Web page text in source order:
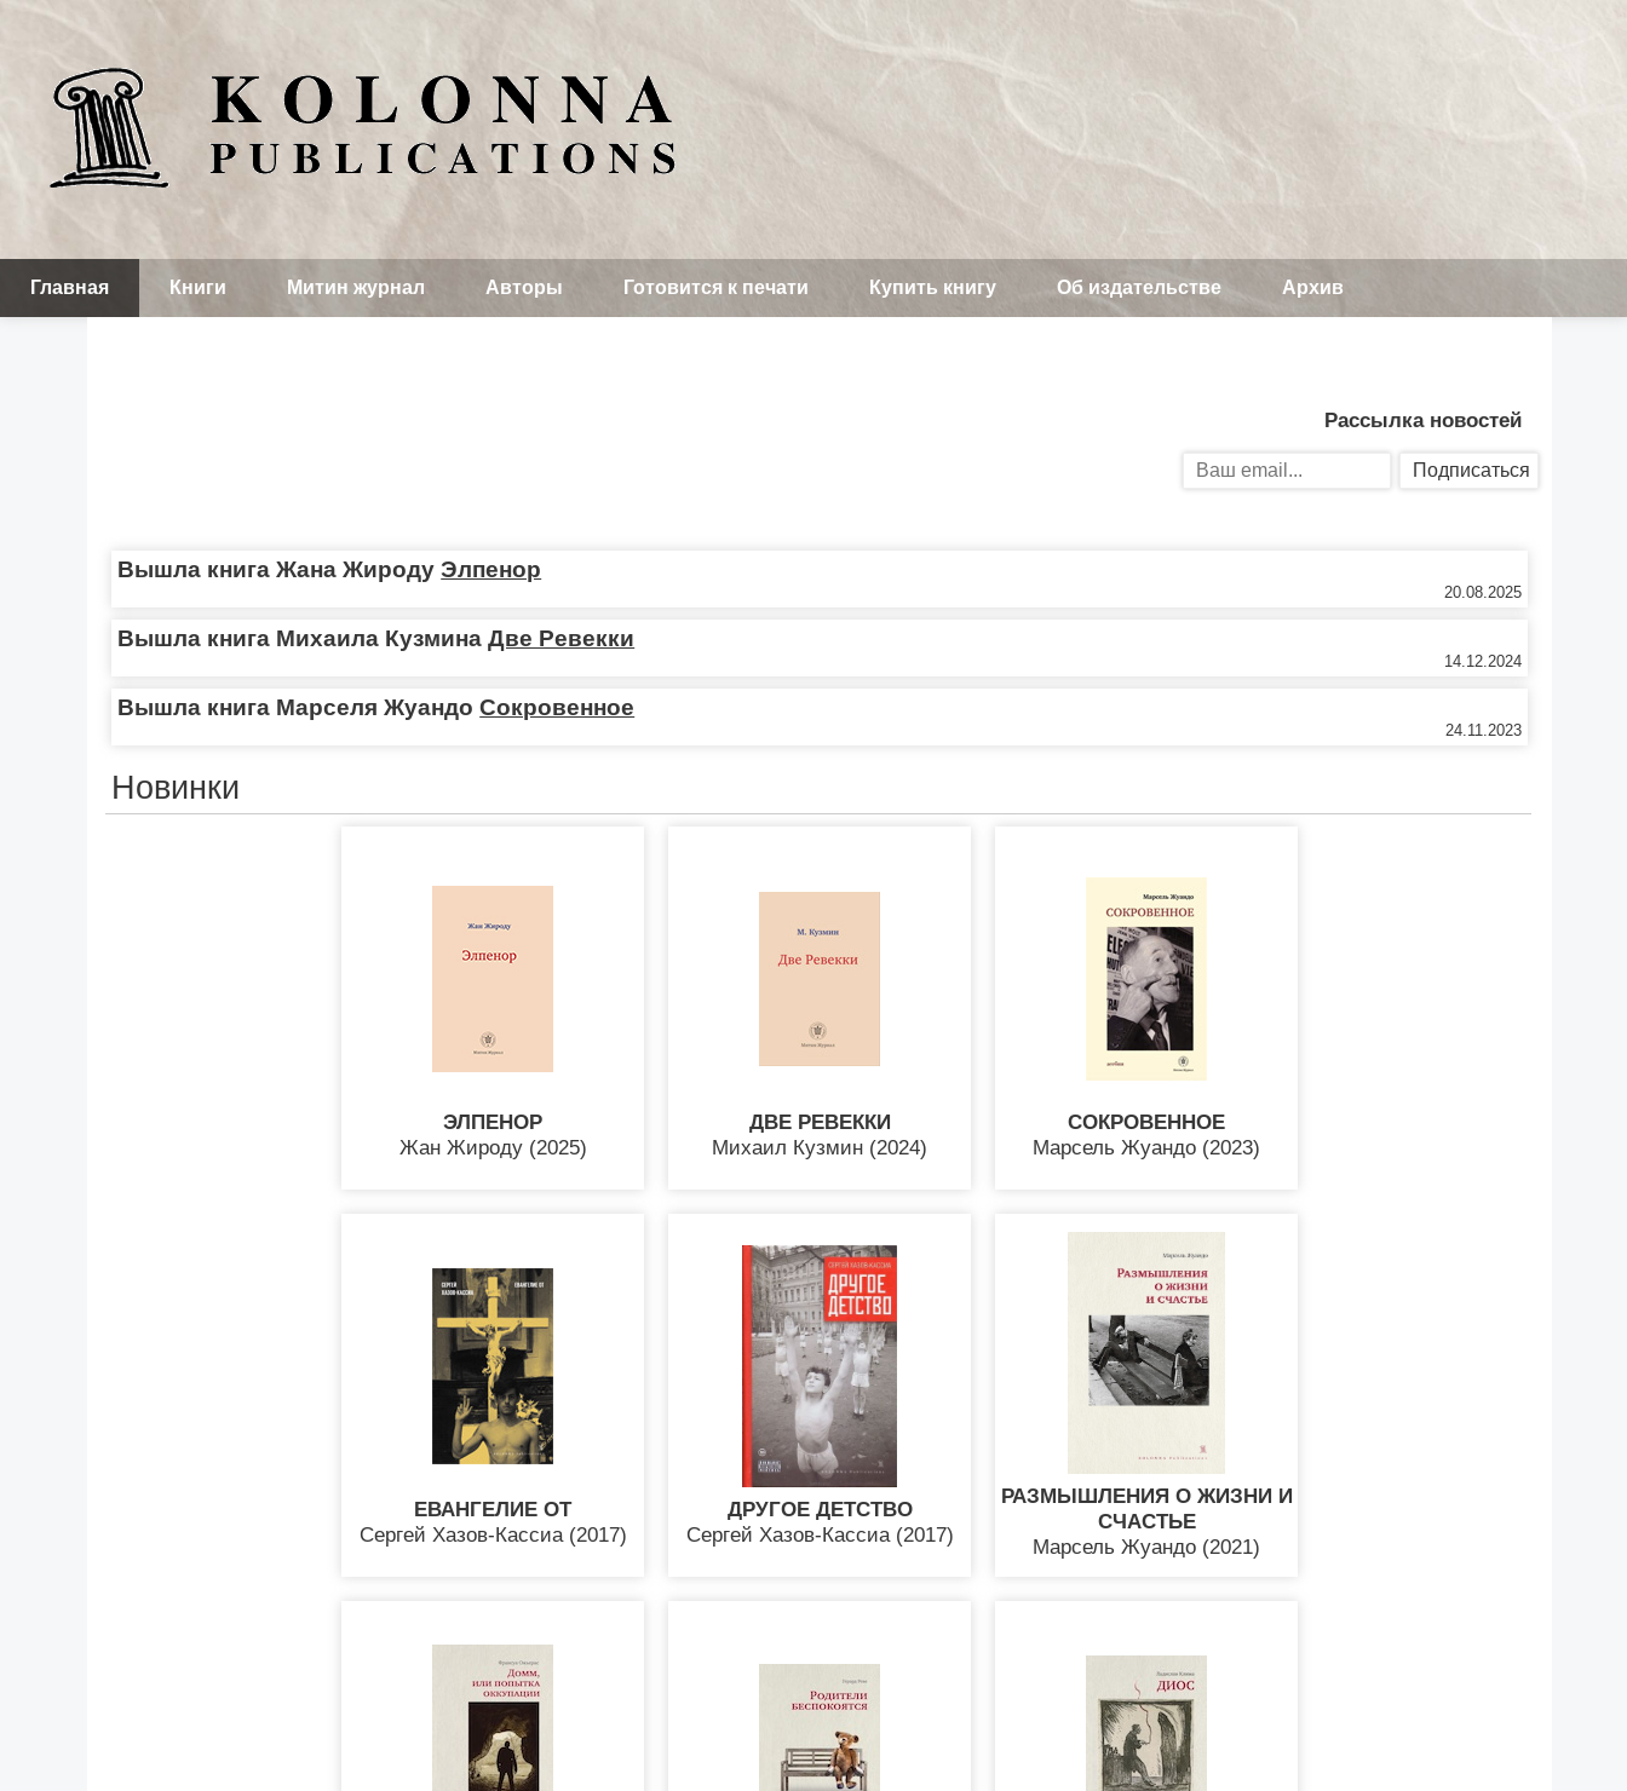
Главная Книги Митин журнал Авторы Готовится к печати Купить книгу Об издательстве Архив
Рассылка новостей
Вышла книга Жана ЖиродуЭлпенор
20.08.2025
Вышла книга Михаила КузминаДве Ревекки
14.12.2024
Вышла книга Марселя ЖуандоСокровенное
24.11.2023
Новинки
ЭЛПЕНОР
Жан Жироду (2025)
ДВЕ РЕВЕККИ
Михаил Кузмин (2024)
СОКРОВЕННОЕ
Марсель Жуандо (2023)
ЕВАНГЕЛИЕ ОТ
Сергей Хазов-Кассиа (2017)
ДРУГОЕ ДЕТСТВО
Сергей Хазов-Кассиа (2017)
РАЗМЫШЛЕНИЯ О ЖИЗНИ И
СЧАСТЬЕ
Марсель Жуандо (2021)